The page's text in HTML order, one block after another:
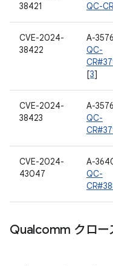
38421
QC-
CVE-2024-
38422
A-
QC-
[3]
CVE-2024-
38423
A-
QC-
CVE-2024-
43047
A-
QC-
Qualcomm クロー